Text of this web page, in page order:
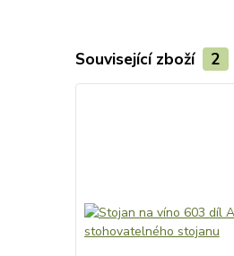
Související zboží 2